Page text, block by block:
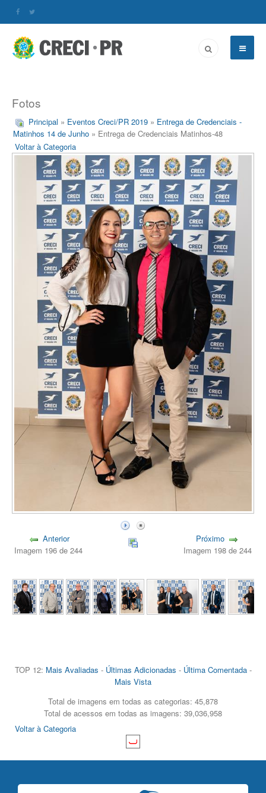
Fotos
Principal » Eventos Creci/PR 2019 » Entrega de Credenciais -
Matinhos 14 de Junho » Entrega de Credenciais Matinhos-48
Voltar à Categoria
Anterior
Imagem 196 de 244
Próximo
Imagem 198 de 244
TOP 12: Mais Avaliadas - Últimas Adicionadas - Última Comentada-
Mais Vista
Total de imagens em todas as categorias: 45,878
Total de acessos em todas as imagens: 39,036,958
Voltar à Categoria